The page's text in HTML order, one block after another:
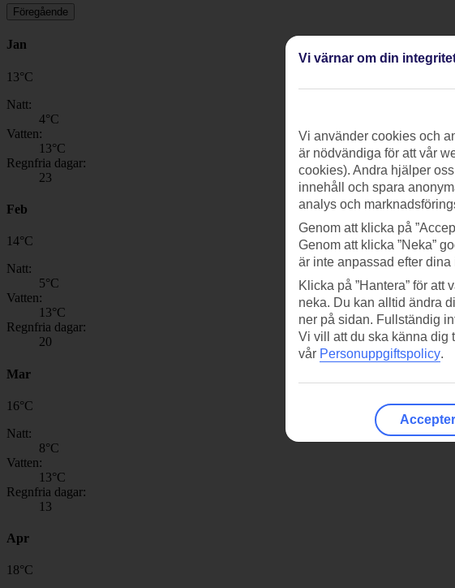
Föregående
Jan
13°C
Natt:
4°C
Vatten:
13°C
Regnfria dagar:
23
Feb
14°C
Natt:
5°C
Vatten:
13°C
Regnfria dagar:
20
Mar
16°C
Natt:
8°C
Vatten:
13°C
Regnfria dagar:
13
Apr
18°C
Vi värnar om din
Vi använder cookies och
är nödvändiga för att vår
cookies). Andra hjälper
innehåll och spara
analys och
Genom att klicka på
Genom att klicka ”Neka”
är inte anpassad efter dina
Klicka på ”Hantera” för
neka. Du kan alltid ändra
ner på sidan. Fullständig
Vi vill att du ska känna dig
vår Personuppgiftspolicy.